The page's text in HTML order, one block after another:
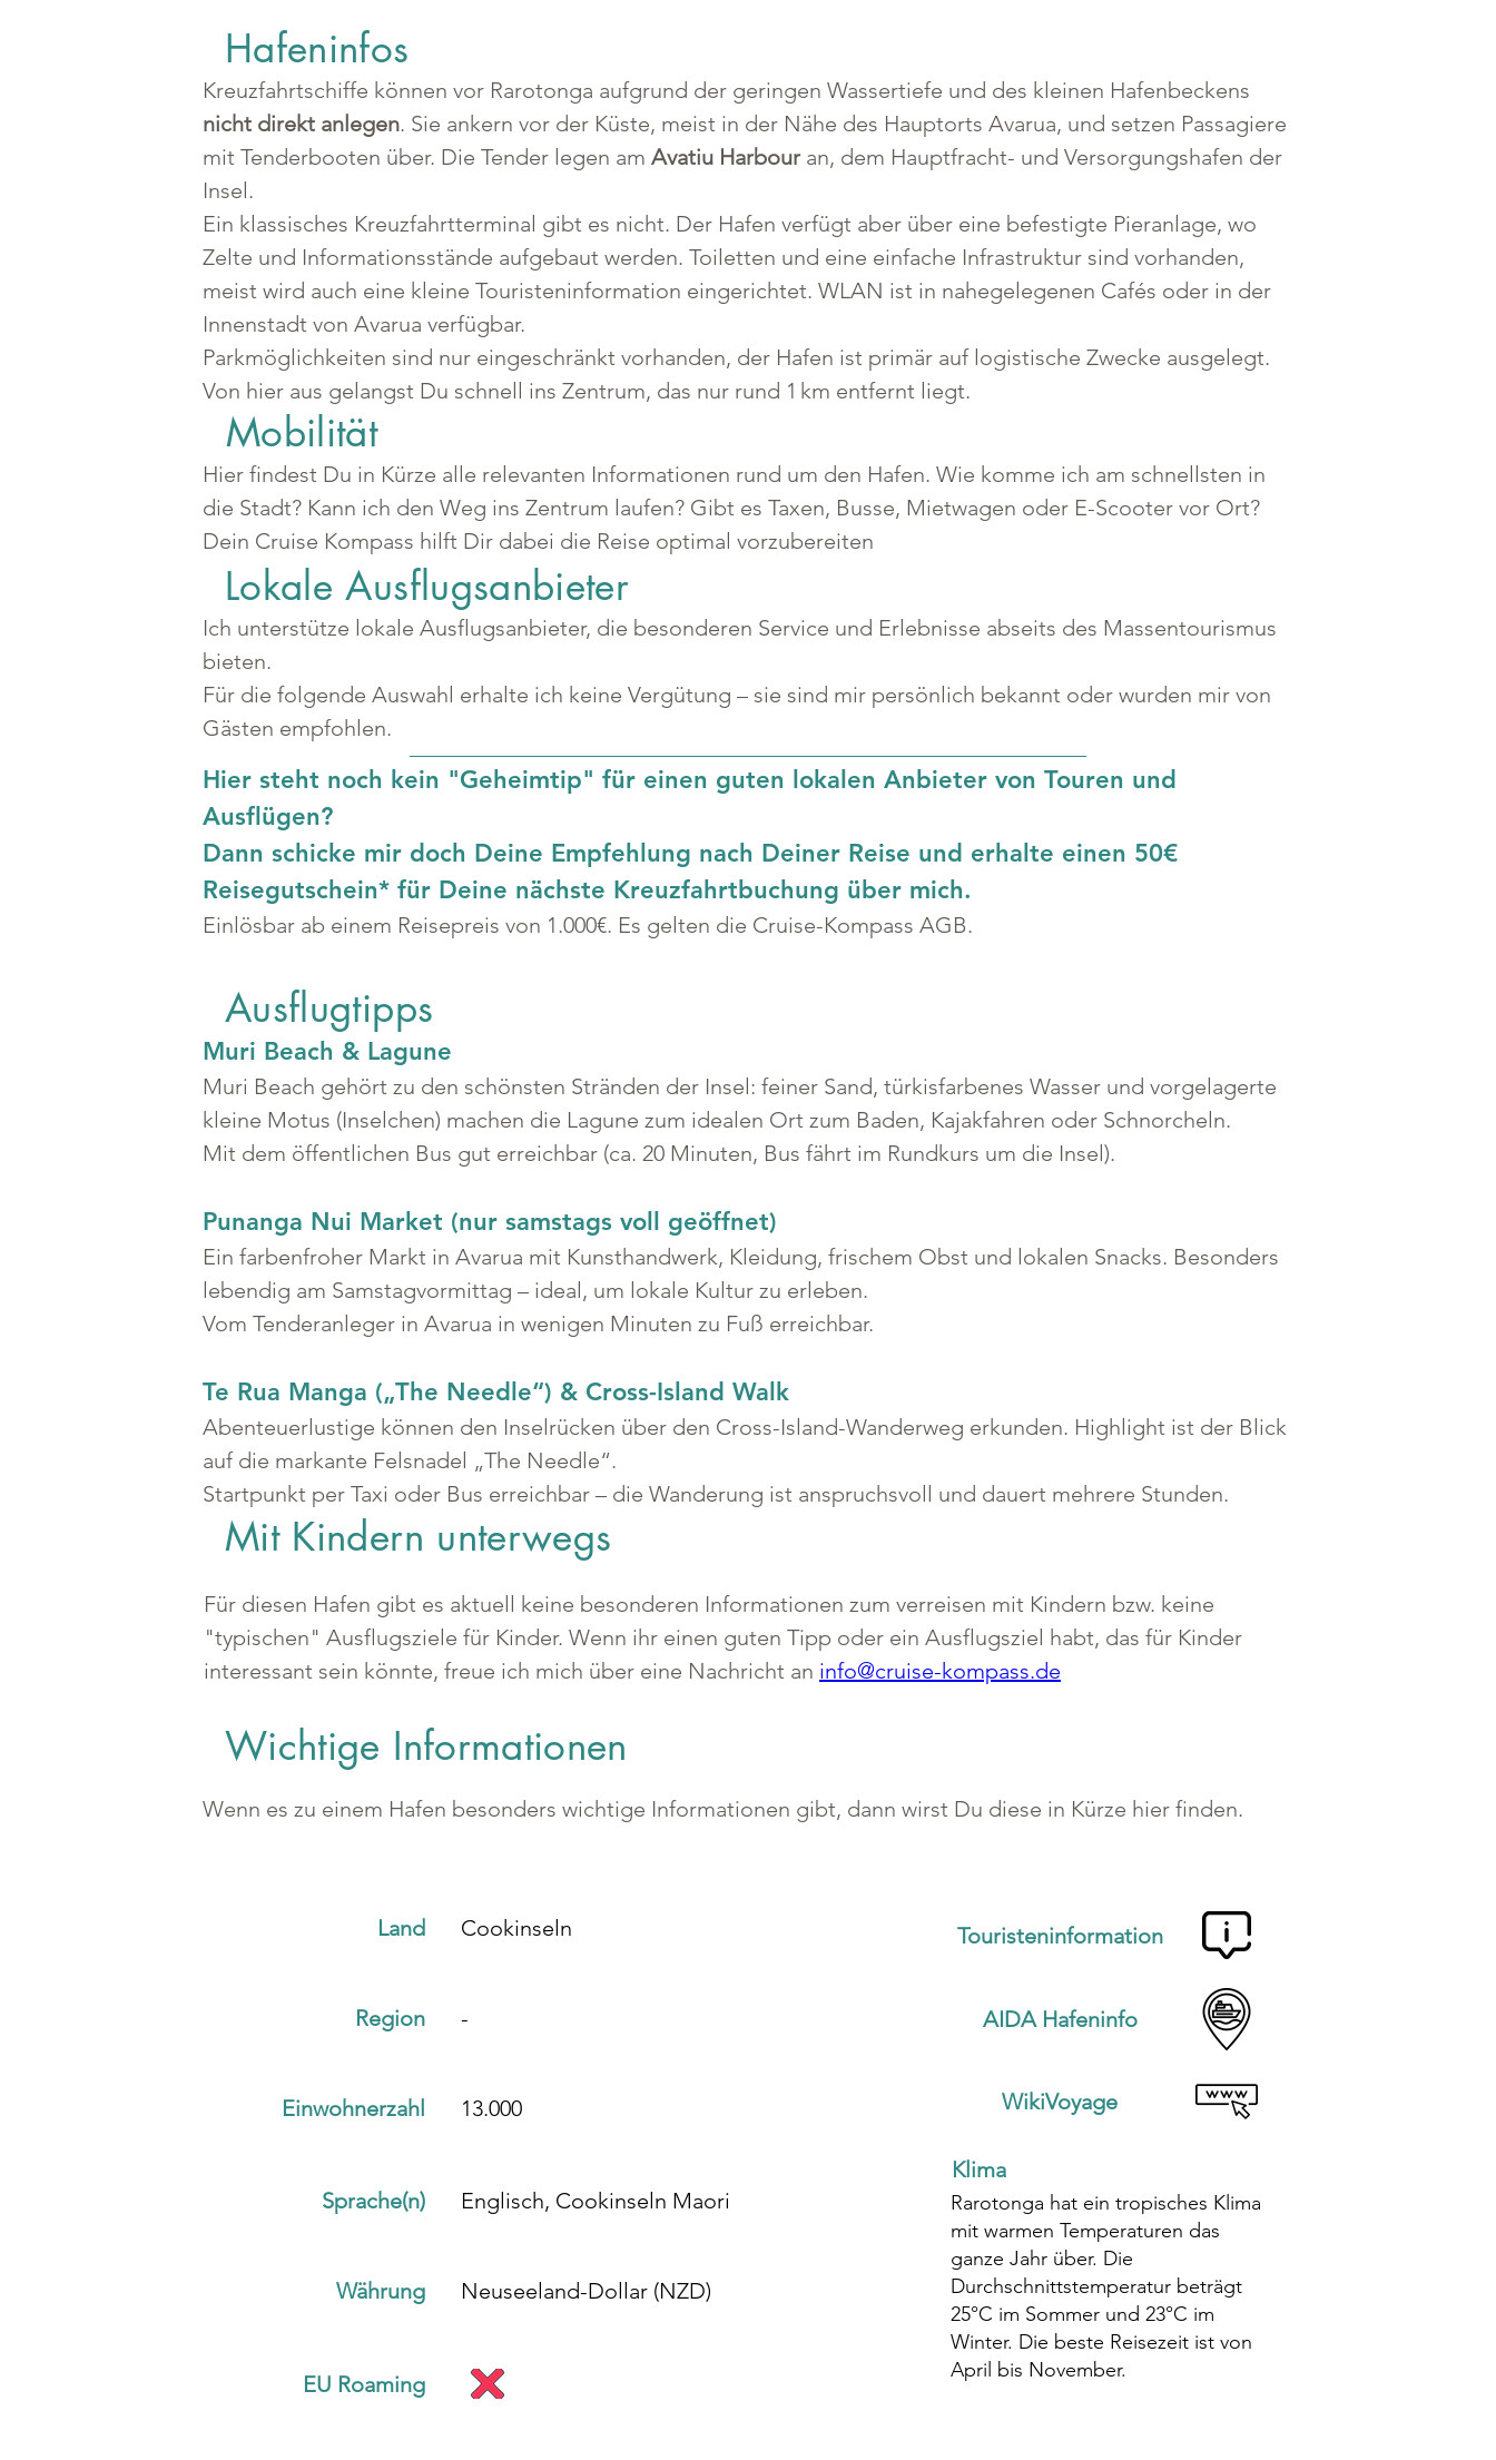
Hafeninfos
Kreuzfahrtschiffe können vor Rarotonga aufgrund der geringen Wassertiefe und des kleinen Hafenbeckens
nicht direkt anlegen. Sie ankern vor der Küste, meist in der Nähe des Hauptorts Avarua, und setzen Passagiere
mit Tenderbooten über. Die Tender legen am Avatiu Harbour an, dem Hauptfracht- und Versorgungshafen der
Insel.
Ein klassisches Kreuzfahrtterminal gibt es nicht. Der Hafen verfügt aber über eine befestigte Pieranlage, wo
Zelte und Informationsstände aufgebaut werden. Toiletten und eine einfache Infrastruktur sind vorhanden,
meist wird auch eine kleine Touristeninformation eingerichtet. WLAN ist in nahegelegenen Cafés oder in der
Innenstadt von Avarua verfügbar.
Parkmöglichkeiten sind nur eingeschränkt vorhanden, der Hafen ist primär auf logistische Zwecke ausgelegt.
Von hier aus gelangst Du schnell ins Zentrum, das nur rund 1 km entfernt liegt.
Mobilität
Hier findest Du in Kürze alle relevanten Informationen rund um den Hafen. Wie komme ich am schnellsten in
die Stadt? Kann ich den Weg ins Zentrum laufen? Gibt es Taxen, Busse, Mietwagen oder E-Scooter vor Ort?
Dein Cruise Kompass hilft Dir dabei die Reise optimal vorzubereiten
Lokale Ausflugsanbieter
Ich unterstütze lokale Ausflugsanbieter, die besonderen Service und Erlebnisse abseits des Massentourismus
bieten.
Für die folgende Auswahl erhalte ich keine Vergütung – sie sind mir persönlich bekannt oder wurden mir von
Gästen empfohlen.
Hier steht noch kein "Geheimtip" für einen guten lokalen Anbieter von Touren und
Ausflügen?
Dann schicke mir doch Deine Empfehlung nach Deiner Reise und erhalte einen 50€
Reisegutschein* für Deine nächste Kreuzfahrtbuchung über mich.
Einlösbar ab einem Reisepreis von 1.000€. Es gelten die Cruise-Kompass AGB.
Ausflugtipps
Muri Beach & Lagune
Muri Beach gehört zu den schönsten Stränden der Insel: feiner Sand, türkisfarbenes Wasser und vorgelagerte
kleine Motus (Inselchen) machen die Lagune zum idealen Ort zum Baden, Kajakfahren oder Schnorcheln.
Mit dem öffentlichen Bus gut erreichbar (ca. 20 Minuten, Bus fährt im Rundkurs um die Insel).
Punanga Nui Market (nur samstags voll geöffnet)
Ein farbenfroher Markt in Avarua mit Kunsthandwerk, Kleidung, frischem Obst und lokalen Snacks. Besonders
lebendig am Samstagvormittag – ideal, um lokale Kultur zu erleben.
Vom Tenderanleger in Avarua in wenigen Minuten zu Fuß erreichbar.
Te Rua Manga („The Needle“) & Cross-Island Walk
Abenteuerlustige können den Inselrücken über den Cross-Island-Wanderweg erkunden. Highlight ist der Blick
auf die markante Felsnadel „The Needle“.
Startpunkt per Taxi oder Bus erreichbar – die Wanderung ist anspruchsvoll und dauert mehrere Stunden.
Mit Kindern unterwegs
Für diesen Hafen gibt es aktuell keine besonderen Informationen zum verreisen mit Kindern bzw. keine
"typischen" Ausflugsziele für Kinder. Wenn ihr einen guten Tipp oder ein Ausflugsziel habt, das für Kinder
interessant sein könnte, freue ich mich über eine Nachricht an info@cruise-kompass.de
Wichtige Informationen
Wenn es zu einem Hafen besonders wichtige Informationen gibt, dann wirst Du diese in Kürze hier finden.
Cookinseln
Land
-
Region
Einwohnerzahl 13.000
Sprache(n) Englisch, Cookinseln Maori
Währung Neuseeland-Dollar (NZD)
EU Roaming
Touristeninformation
AIDA Hafeninfo
WikiVoyage
Rarotonga hat ein tropisches Klima
mit warmen Temperaturen das
ganze Jahr über. Die
Durchschnittstemperatur beträgt
25°C im Sommer und 23°C im
Winter. Die beste Reisezeit ist von
April bis November.
Klima